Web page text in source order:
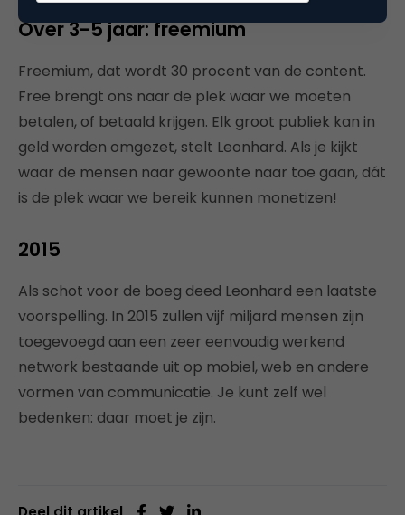
Over 3-5 jaar: freemium
Freemium, dat wordt 30 procent van de content.
Free brengt ons naar de plek waar we moeten
betalen, of betaald krijgen. Elk groot publiek kan in
geld worden omgezet, stelt Leonhard. Als je kijkt
waar de mensen naar gewoonte naar toe gaan, dát
is de plek waar we bereik kunnen monetizen!
2015
Als schot voor de boeg deed Leonhard een laatste
voorspelling. In 2015 zullen vijf miljard mensen zijn
toegevoegd aan een zeer eenvoudig werkend
network bestaande uit op mobiel, web en andere
vormen van communicatie. Je kunt zelf wel
bedenken: daar moet je zijn.